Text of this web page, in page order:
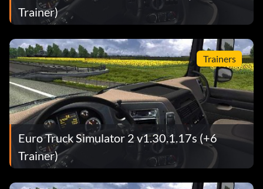
Trainer)
Trainers
Euro Truck Simulator 2 v1.30.1.17s (+6
Trainer)